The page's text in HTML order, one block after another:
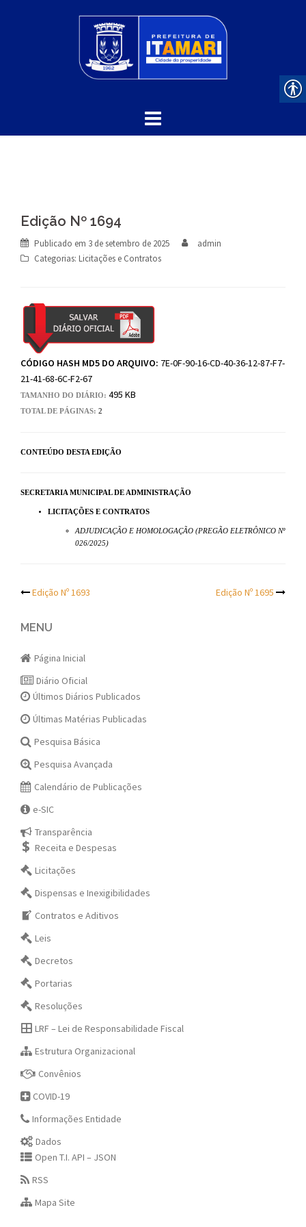
Edição Nº 1694
Publicado em 3 de setembro de 2025
admin
Categorias: Licitações e Contratos
CÓDIGO HASH MD5 DO ARQUIVO: 7E-0F-90-16-CD-40-36-12-87-F7-
21-41-68-6C-F2-67
TAMANHO DO DIÁRIO: 495 KB
TOTAL DE PÁGINAS: 2
CONTEÚDO DESTA EDIÇÃO
SECRETARIA MUNICIPAL DE ADMINISTRAÇÃO
LICITAÇÕES E CONTRATOS
ADJUDICAÇÃO E HOMOLOGAÇÃO (PREGÃO ELETRÔNICO Nº
026/2025)
Post
navigation
Edição Nº 1693 Edição Nº 1695
MENU
Página Inicial
Diário Oficial
Últimos Diários Publicados
Últimas Matérias Publicadas
Pesquisa Básica
Pesquisa Avançada
Calendário de Publicações
e-SIC
Transparência
Receita e Despesas
Licitações
Dispensas e Inexigibilidades
Contratos e Aditivos
Leis
Decretos
Portarias
Resoluções
LRF – Lei de Responsabilidade Fiscal
Estrutura Organizacional
Convênios
COVID-19
Informações Entidade
Dados
Open T.I. API – JSON
RSS
Mapa Site